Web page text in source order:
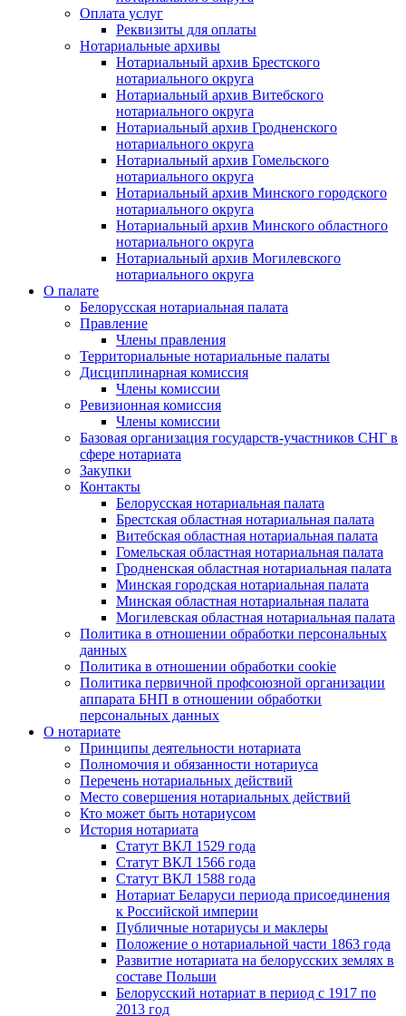
Оплата услуг
Реквизиты для оплаты
Нотариальные архивы
Нотариальный архив Брестского
нотариального округа
Нотариальный архив Витебского
нотариального округа
Нотариальный архив Гродненского
нотариального округа
Нотариальный архив Гомельского
нотариального округа
Нотариальный архив Минского городского
нотариального округа
Нотариальный архив Минского областного
нотариального округа
Нотариальный архив Могилевского
нотариального округа
О палате
Белорусская нотариальная палата
Правление
Члены правления
Территориальные нотариальные палаты
Дисциплинарная комиссия
Члены комиссии
Ревизионная комиссия
Члены комиссии
Базовая организация государств-участников СНГ в
сфере нотариата
Закупки
Контакты
Белорусская нотариальная палата
Брестская областная нотариальная палата
Витебская областная нотариальная палата
Гомельская областная нотариальная палата
Гродненская областная нотариальная палата
Минская городская нотариальная палата
Минская областная нотариальная палата
Могилевская областная нотариальная палата
Политика в отношении обработки персональных
данных
Политика в отношении обработки cookie
Политика первичной профсоюзной организации
аппарата БНП в отношении обработки
персональных данных
О нотариате
Принципы деятельности нотариата
Полномочия и обязанности нотариуса
Перечень нотариальных действий
Место совершения нотариальных действий
Кто может быть нотариусом
История нотариата
Статут ВКЛ 1529 года
Статут ВКЛ 1566 года
Статут ВКЛ 1588 года
Нотариат Беларуси периода присоединения
к Российской империи
Публичные нотариусы и маклеры
Положение о нотариальной части 1863 года
Развитие нотариата на белорусских землях в
составе Польши
Белорусский нотариат в период с 1917 по
2013 год